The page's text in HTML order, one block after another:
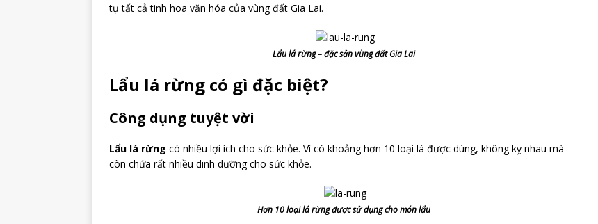
tụ tất cả tinh hoa văn hóa của vùng đất Gia Lai.
Lẩu lá rừng – đặc sản vùng đất Gia Lai
Lẩu lá rừng có gì đặc biệt?
Công dụng tuyệt vời
Lẩu lá rừng có nhiều lợi ích cho sức khỏe. Vì có khoảng hơn 10 loại lá được dùng, không kỵ nhau mà
còn chứa rất nhiều dinh dưỡng cho sức khỏe.
Hơn 10 loại lá rừng được sử dụng cho món lẩu